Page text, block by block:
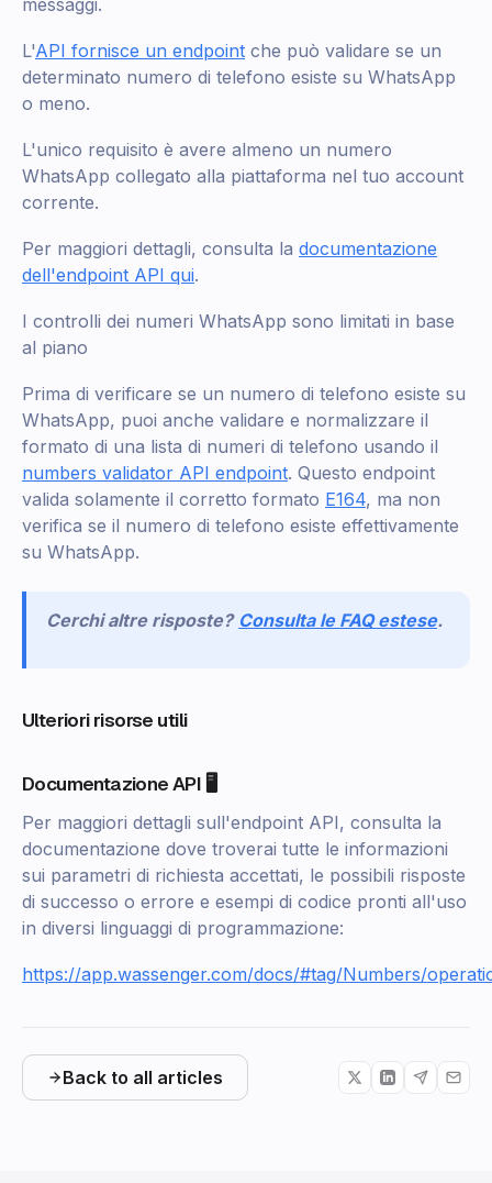
L'API fornisce un endpoint che può validare se un
determinato numero di telefono esiste su WhatsApp
o meno.
L'unico requisito è avere almeno un numero
WhatsApp collegato alla piattaforma nel tuo account
corrente.
Per maggiori dettagli, consulta la documentazione
dell'endpoint API qui.
I controlli dei numeri WhatsApp sono limitati in base
al piano
Prima di verificare se un numero di telefono esiste su
WhatsApp, puoi anche validare e normalizzare il
formato di una lista di numeri di telefono usando il
numbers validator API endpoint. Questo endpoint
valida solamente il corretto formato E164, ma non
verifica se il numero di telefono esiste effettivamente
su WhatsApp.
Cerchi altre risposte? Consulta le FAQ estese.
Ulteriori risorse utili
Documentazione API 🖥️
Per maggiori dettagli sull'endpoint API, consulta la
documentazione dove troverai tutte le informazioni
sui parametri di richiesta accettati, le possibili risposte
di successo o errore e esempi di codice pronti all'uso
in diversi linguaggi di programmazione:
https://app.wassenger.com/docs/#tag/Numbers/
Back to all articles